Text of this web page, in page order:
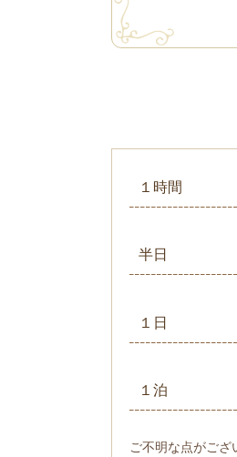
１時間
半日
１日
１泊
ご不明な点がござ